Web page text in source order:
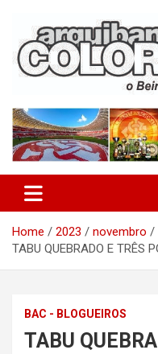
content
Home 2023 novembro
TABU QUEBRADO E TRÊS
BAC - BLOGUEIROS
TABU